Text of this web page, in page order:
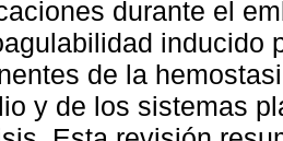
durante el
inducido
de la
y de los sistemas